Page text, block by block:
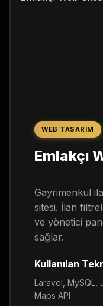
WEB TASARIM
Emlakçı
Gayrimenkul
sitesi. İlan
ve yönetici
sağlar.
Kullanılan
Laravel, MySQL,
Maps API